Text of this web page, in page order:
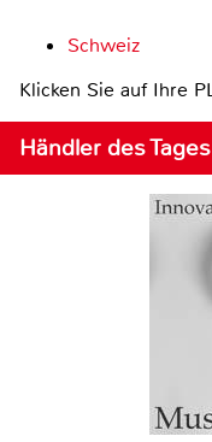
Schweiz
Klicken Sie auf Ihre
Händler des Tages